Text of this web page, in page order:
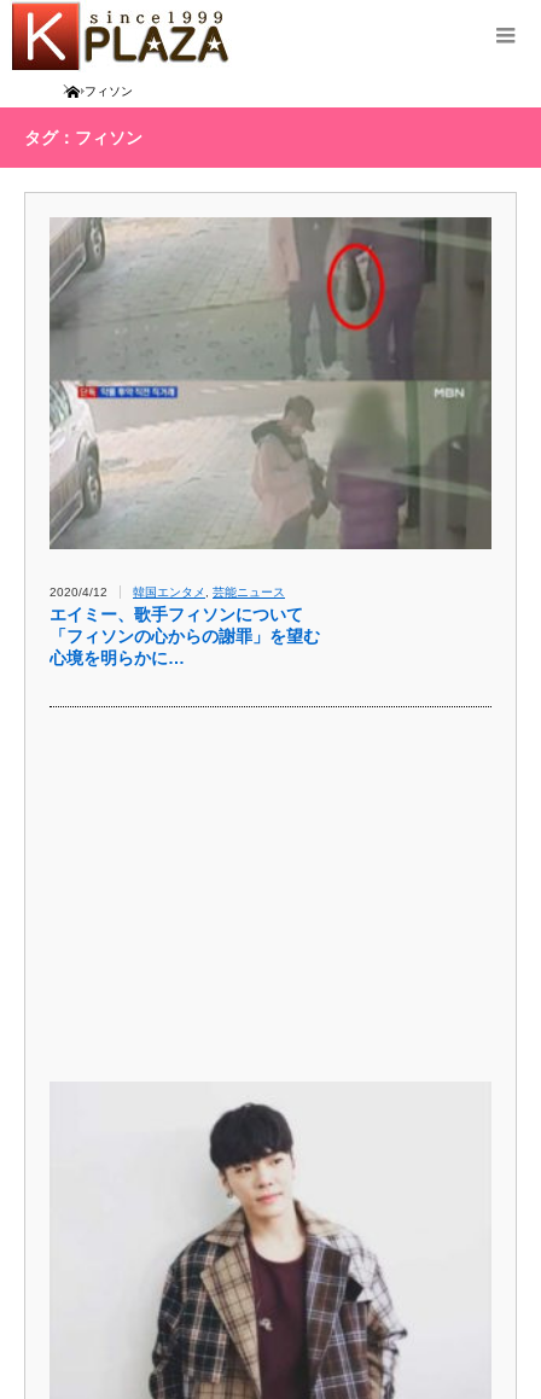
Homeフィソン
タグ：フィソン
2020/4/12 韓国エンタメ 芸能ニュース
エイミー、歌手フィソンについて
「フィソンの心からの謝罪」を望む
心境を明らかに…